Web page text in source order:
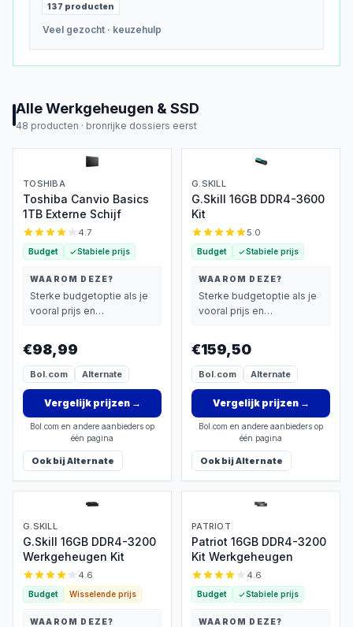
137 producten
Veel gezocht · keuzehulp
AlleWerkgeheugen & SSD
48 producten · bronrijke dossiers eerst
TOSHIBA
Toshiba Canvio Basics
1TB Externe Schijf
4.7
Budget Stabiele prijs
WAAROM DEZE?
Sterke budgetoptie als je
vooral prijs en
€98,99
Bol.com Alternate
Vergelijk prijzen→
Bol.com en andere aanbieders op
één pagina
Ook bijAlternate
G.SKILL
G.Skill 16GB DDR4-3600
Kit
5.0
Budget Stabiele prijs
WAAROM DEZE?
Sterke budgetoptie als je
vooral prijs en
€159,50
Bol.com Alternate
Vergelijk prijzen→
Bol.com en andere aanbieders op
één pagina
Ook bijAlternate
G.SKILL
G.Skill 16GB DDR4-3200
Werkgeheugen Kit
4.6
Budget Wisselende prijs
WAAROM DEZE?
PATRIOT
Patriot 16GB DDR4-3200
Kit Werkgeheugen
4.6
Budget Stabiele prijs
WAAROM DEZE?